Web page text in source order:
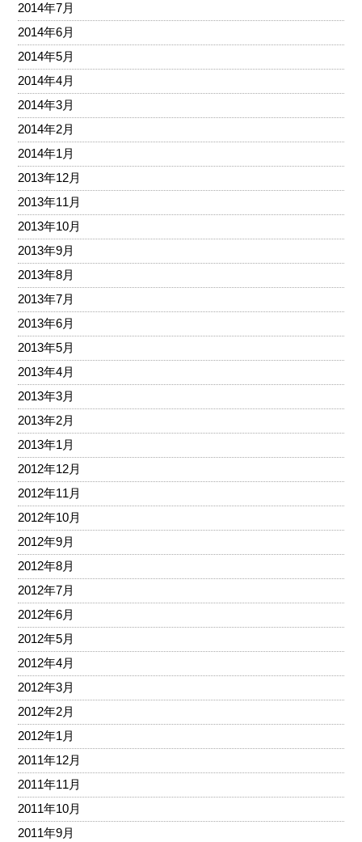
2014年7月
2014年6月
2014年5月
2014年4月
2014年3月
2014年2月
2014年1月
2013年12月
2013年11月
2013年10月
2013年9月
2013年8月
2013年7月
2013年6月
2013年5月
2013年4月
2013年3月
2013年2月
2013年1月
2012年12月
2012年11月
2012年10月
2012年9月
2012年8月
2012年7月
2012年6月
2012年5月
2012年4月
2012年3月
2012年2月
2012年1月
2011年12月
2011年11月
2011年10月
2011年9月